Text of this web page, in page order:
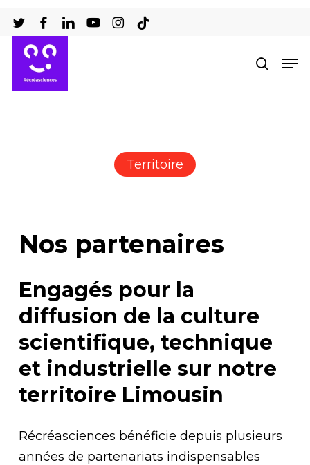
au
contenu
principal
Territoire
Nos partenaires
Engagés pour la
diffusion de la culture
scientifique, technique
et industrielle sur notre
territoire Limousin
Récréasciences bénéficie depuis plusieurs
années de partenariats indispensables
le